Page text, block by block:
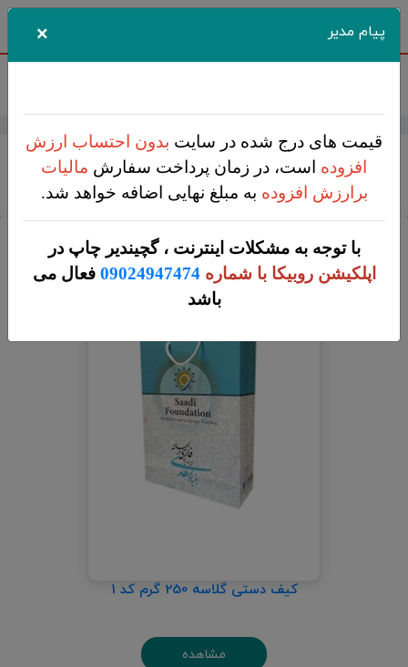
گچیندیر چاپ افست
کیف دستی کاغذی ( ساک خرید کاغذی)
کیف دستی گلاسه 250 گرم
کیف دستی گلاسه 250 گرم
کیف دستی گلاسه 250 گرم کد 1
مشاهده
پیام مدیر ×
قیمت های درج شده در سایت بدون احتساب ارزش
افزوده است، در زمان پرداخت سفارش مالیات
برارزش افزوده به مبلغ نهایی اضافه خواهد شد.
با توجه به مشکلات اینترنت ، گچیندیر چاپ در
اپلکیشن روبیکا با شماره09024947474 فعال می
باشد